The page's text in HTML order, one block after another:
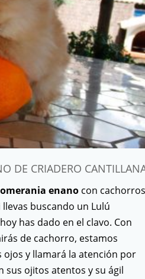
DE CRIADERO
enanocon cachorros
buscando un Lulú
has dado en el clavo. Con
de cachorro, estamos
ojos y llamará la atención por
sus ojitos atentos y su ágil